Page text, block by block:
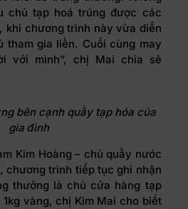
chủ tạp hoá trúng được các
khi chương trình này vừa diễn
tham gia liền. Cuối cùng may
với mình”, chị Mai chia sẻ
bên cạnh quầy tạp hóa của
gia đình
Kim Hoàng – chủ quầy nước
chương trình tiếp tục ghi nhận
thưởng là chủ cửa hàng tạp
vàng, chị Kim Mai cho biết